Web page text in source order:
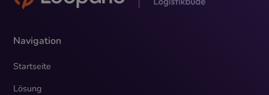
Navigation
Startseite
Lösung